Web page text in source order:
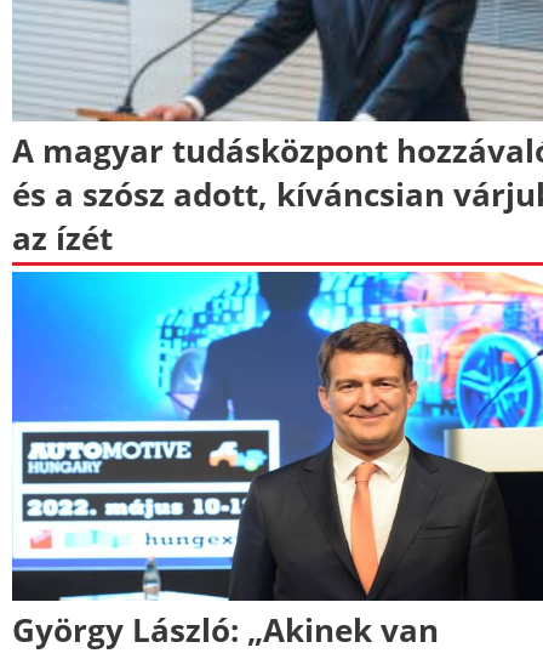
A magyar tudásközpont
és a szósz adott, kíváncsian
az ízét
György László: „Akinek van